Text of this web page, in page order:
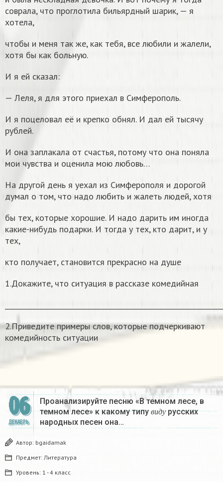
соврала, что проглотила бильярдный шарик, — я
хотела,
чтобы и меня так же, как тебя, все любили и жалели,
хотя бы как больную.
И я ей сказал:
— Леля, я для этого приехал в Симферополь.
И я поцеловал её и крепко обнял. И дал ей тысячу
рублей.
И она заплакала от счастья, потому что она поняла
мои чувства и оценила мою любовь…
На другой день я уехал из Симферополя и дорогой
думал о том, что надо любить и жалеть людей, хотя
бы тех, которые хорошие. И надо дарить им иногда
какие-нибудь подарки. И тогда у тех, кто дарит, и у
тех,
кто получает, становится прекрасно на душе
1.Докажите, что ситуация в рассказе комедийная
2.Приведите примеры слов, которые подчеркивают
комедийность ситуации​
06
ДЕКАБРЬ
Проанализируйте песню «В темном лесе, в
темном лесе» к какому типув и д у
виду
русских
народных песен она…
Автор: bgaidamak
Предмет: Литература
Уровень: 1 - 4 класс